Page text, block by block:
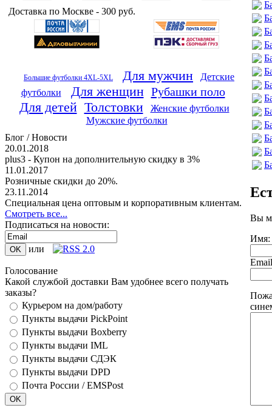
Доставка по Москве - 300 руб.
Большие футболки 4XL-5XL Для мужчин
Детские
футболки
Для женщин Рубашки поло
Для детей Толстовки
Женские футболки
Мужские футболки
Блог / Новости
20.01.2018
plus3 - Купон на дополнительную скидку в 3%
11.01.2017
Розничные скидки до 20%.
23.11.2014
Специальная цена оптовым и корпоративным клиентам.
Смотреть все...
Подписаться на новости:
или
Голосование
Какой службой доставки Вам удобнее всего получать
заказы?
Курьером на дом/работу
Пункты выдачи PickPoint
Пункты выдачи Boxberry
Пункты выдачи IML
Пункты выдачи СДЭК
Пункты выдачи DPD
Почта России / EMSPost
Вы
Имя:
Email